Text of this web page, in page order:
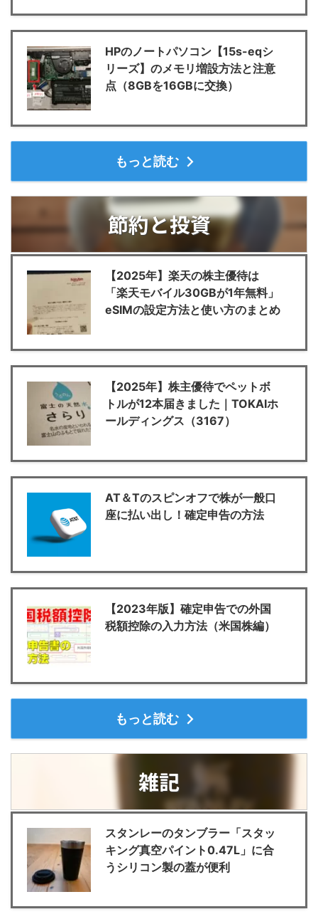
HPのノートパソコン【15s-eqシ
リーズ】のメモリ増設方法と注意
点（8GBを16GBに交換）
もっと読む
節約と投資
【2025年】楽天の株主優待は
「楽天モバイル30GBが1年無料」
eSIMの設定方法と使い方のまとめ
【2025年】株主優待でペットボ
トルが12本届きました｜TOKAIホ
ールディングス（3167）
AT＆Tのスピンオフで株が一般口
座に払い出し！確定申告の方法
【2023年版】確定申告での外国
税額控除の入力方法（米国株編）
もっと読む
雑記
スタンレーのタンブラー「スタッ
キング真空パイント0.47L」に合
うシリコン製の蓋が便利